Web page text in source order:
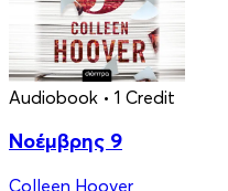
Audiobook • 1 Credit
Νοέμβρης 9
Colleen Hoover